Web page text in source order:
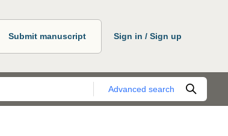
Submit manuscript Sign in / Sign up
Advanced search